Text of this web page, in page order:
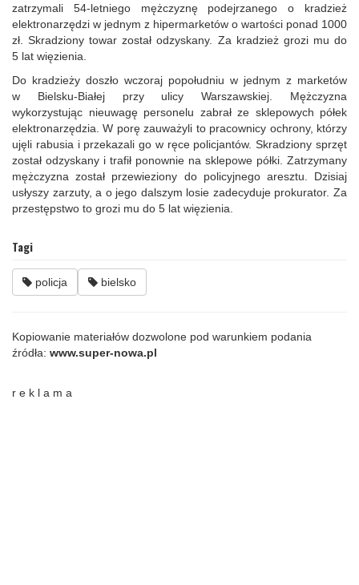
zatrzymali 54-letniego mężczyznę podejrzanego o kradzież
elektronarzędzi w jednym z hipermarketów o wartości ponad 1000
zł. Skradziony towar został odzyskany. Za kradzież grozi mu do
5 lat więzienia.
Do kradzieży doszło wczoraj popołudniu w jednym z marketów
w Bielsku-Białej przy ulicy Warszawskiej. Mężczyzna
wykorzystując nieuwagę personelu zabrał ze sklepowych półek
elektronarzędzia. W porę zauważyli to pracownicy ochrony, którzy
ujęli rabusia i przekazali go w ręce policjantów. Skradziony sprzęt
został odzyskany i trafił ponownie na sklepowe półki. Zatrzymany
mężczyzna został przewieziony do policyjnego aresztu. Dzisiaj
usłyszy zarzuty, a o jego dalszym losie zadecyduje prokurator. Za
przestępstwo to grozi mu do 5 lat więzienia.
Tagi
policja bielsko
Kopiowanie materiałów dozwolone pod warunkiem podania
źródła: www.super-nowa.pl
r e k l a m a